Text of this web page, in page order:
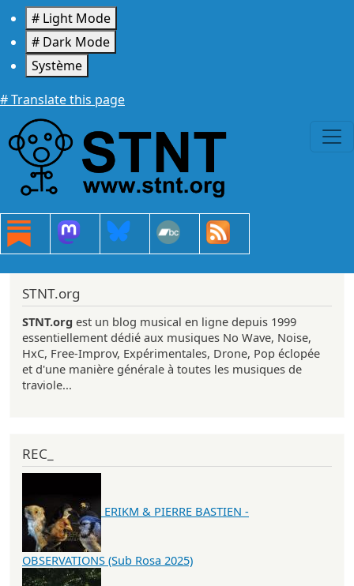
Aller au contenu principal
# Light Mode
# Dark Mode
Système
# Translate this page
STNT.org
STNT.org est un blog musical en ligne depuis 1999
essentiellement dédié aux musiques No Wave, Noise,
HxC, Free-Improv, Expérimentales, Drone, Pop éclopée
et d'une manière générale à toutes les musiques de
traviole...
REC_
ERIKM & PIERRE BASTIEN -
OBSERVATIONS (Sub Rosa 2025)